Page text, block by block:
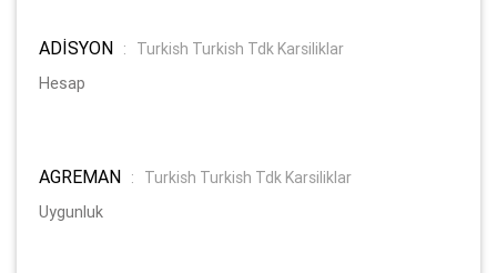
ADİSYON :
Turkish Turkish Tdk Karsiliklar
Hesap
AGREMAN :
Turkish Turkish Tdk Karsiliklar
Uygunluk